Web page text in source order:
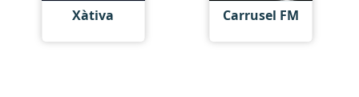
Xàtiva Carrusel FM